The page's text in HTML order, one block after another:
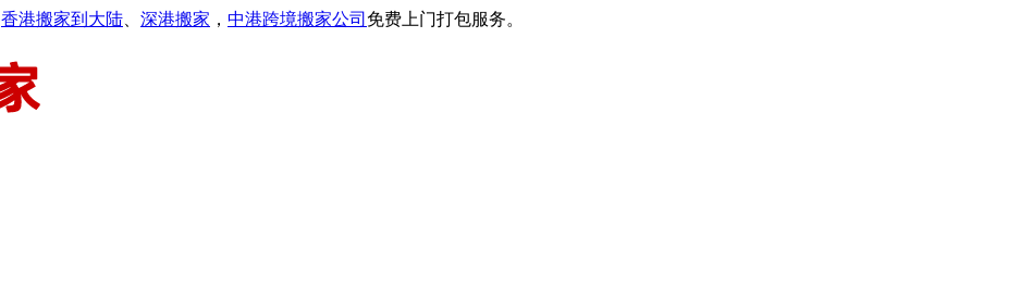
香港搬家到大陆 深港搬家 ， 中港跨境搬家公司 免费上门打包服务。